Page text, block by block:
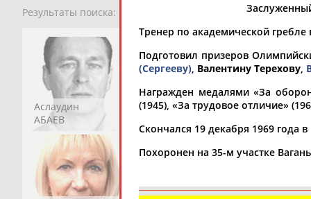
Результаты поиска:
Аслаудин
АБАЕВ
Елена
Мария
Тренер по академической
Подготовил призеров
(Сергееву) Валентину Терехову
Награжден медалями «За
(1945), «За трудовое отличие»
Скончался 19 декабря 1969 года
Похоронен на 35-м участке